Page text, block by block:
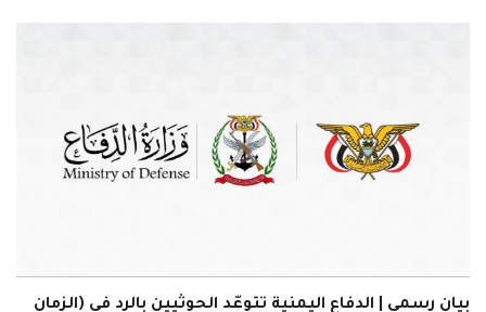
بيان رسمي | الدفاع اليمنية تتوعّد الحوثيين بالرد في (الزمان